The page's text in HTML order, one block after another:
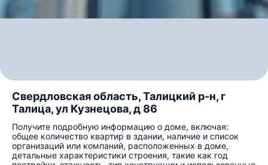
Свердловская область, Талицкий р-н, г
Талица, ул Кузнецова, д 86
Получите подробную информацию о доме, включая:
общее количество квартир в здании, наличие и список
организаций или компаний, расположенных в доме,
детальные характеристики строения, такие как год